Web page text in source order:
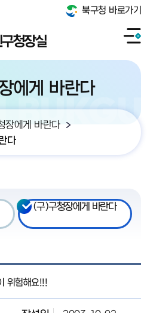
북구청 바로가기
청장실
에게 바란다
장에게 바란다
다
(구)구청장에게 바란다
위험해요!!!